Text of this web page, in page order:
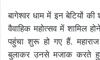
बागेश्वर धाम में इन बेटियों की
वैवाहिक महोत्सव में शामिल
पहुंचा शुरू हो गए हैं.
बुलाकर उनसे मजाक करते हुए